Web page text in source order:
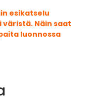
esikatselu
Näin saat
luonnossa